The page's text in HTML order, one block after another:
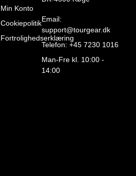
Min Konto
Cookiepolitik
Fortrolighedserklæring
Email:
support@tourgear.dk
Telefon: +45 7230 1016
Man-Fre kl. 10:00 -
14:00